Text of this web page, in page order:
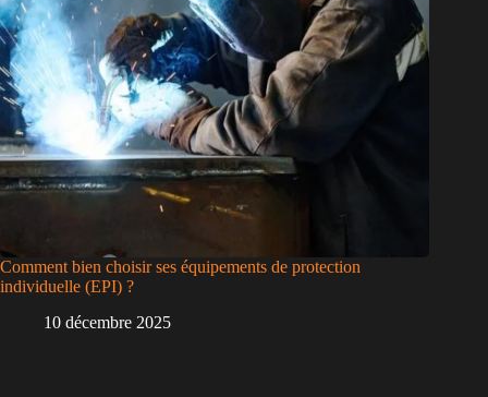
Comment bien choisir ses équipements de protection
individuelle (EPI) ?
10 décembre 2025